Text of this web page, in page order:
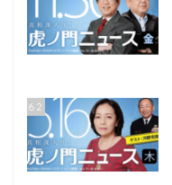
62